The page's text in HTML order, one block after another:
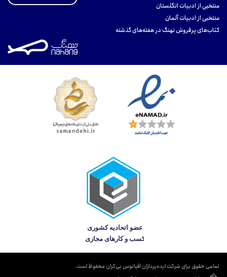
منتخبی از ادبیات انگلستان
منتخبی از ادبیات آلمان
کتاب‌های پرفروش نهنگ در هفته‌های گذشته
تمامی حقوق برای شرکت ایده‌پردازان اقیانوس بی‌کران محفوظ است.